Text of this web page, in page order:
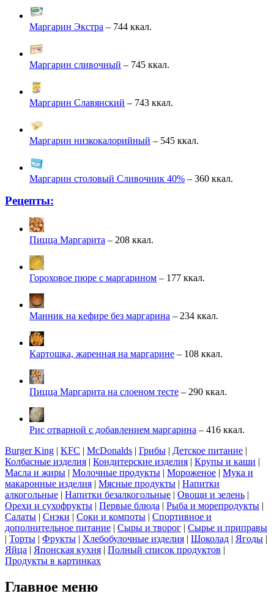
Маргарин Экстра – 744 ккал.
Маргарин сливочный – 745 ккал.
Маргарин Славянский – 743 ккал.
Маргарин низкокалорийный – 545 ккал.
Маргарин столовый Сливочник 40% – 360 ккал.
Рецепты:
Пицца Маргарита – 208 ккал.
Гороховое пюре с маргарином – 177 ккал.
Манник на кефире без маргарина – 234 ккал.
Картошка, жаренная на маргарине – 108 ккал.
Пицца Маргарита на слоеном тесте – 290 ккал.
Рис отварной с добавлением маргарина – 416 ккал.
Burger King
KFC McDonalds Грибы Детское питание
Колбасные изделия
Кондитерские изделия Крупы и каши
Масла и жиры
Молочные продукты Мороженое
Мука и
макаронные изделия
Мясные продукты
Напитки
алкогольные
Напитки безалкогольные Овощи и зелень
Орехи и сухофрукты
Первые блюда Рыба и морепродукты
Салаты
Снэки Соки и компоты
Спортивное и
дополнительное питание
Сыры и творог
Сырье и приправы
Торты Фрукты Хлебобулочные изделия Шоколад Ягоды
Яйца
Японская кухня Полный список продуктов
Продукты в картинках
Главное меню